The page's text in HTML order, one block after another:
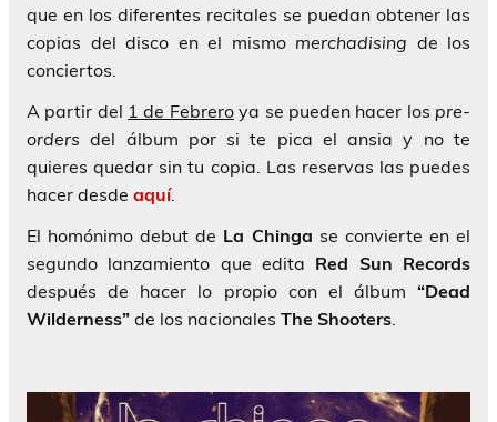
que en los diferentes recitales se puedan obtener las
copias del disco en el mismo merchadising de los
conciertos.
A partir del 1 de Febreroya se pueden hacer los pre-
orders del álbum por si te pica el ansia y no te
quieres quedar sin tu copia. Las reservas las puedes
hacer desde aquí.
El homónimo debut de La Chinga se convierte en el
segundo lanzamiento que edita Red Sun Records
después de hacer lo propio con el álbum “Dead
Wilderness” de los nacionales The Shooters.